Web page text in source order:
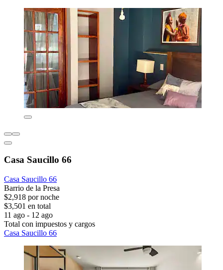
Casa Saucillo 66
Casa Saucillo 66
Barrio de la Presa
$2,918 por noche
$3,501 en total
11 ago - 12 ago
Total con impuestos y cargos
Casa Saucillo 66